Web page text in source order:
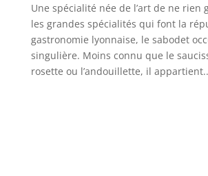
Une spécialité née de l’art de ne rien
les grandes spécialités qui font la
gastronomie lyonnaise, le sabodet
singulière. Moins connu que le
rosette ou l’andouillette, il